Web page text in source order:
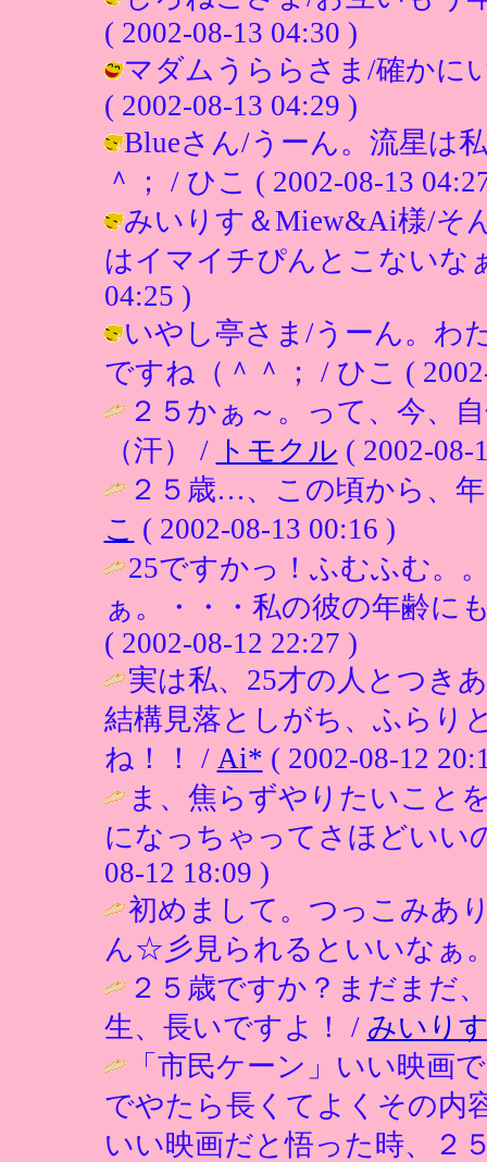
( 2002-08-13 04:30 )
マダムうららさま/確かに
( 2002-08-13 04:29 )
Blueさん/うーん。流星は
＾； / ひこ ( 2002-08-13
みいりす＆Miew&Ai様/そ
はイマイチぴんとこないな
04:25 )
いやし亭さま/うーん。わ
ですね（＾＾； / ひこ (
２５かぁ～。って、今、
（汗） / トモクル ( 2002-08-
２５歳…、この頃から、
こ ( 2002-08-13 00:16 )
25ですかっ！ふむふむ。
ぁ。・・・私の彼の年齢に
( 2002-08-12 22:27 )
実は私、25才の人とつき
結構見落としがち、ふらり
ね！！ / Ai* ( 2002-08-12
ま、焦らずやりたいこと
になっちゃってさほどいい
08-12 18:09 )
初めまして。つっこみあ
ん☆彡見られるといいなぁ
２５歳ですか？まだまだ
生、長いですよ！ / みいり
「市民ケーン」いい映画
でやたら長くてよくその内
いい映画だと悟った時、２